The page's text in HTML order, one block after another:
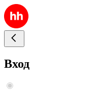
Вход